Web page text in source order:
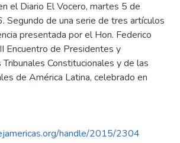
el Diario El Vocero, martes 5 de
Segundo de una serie de tres artículos
presentada por el Hon. Federico
Encuentro de Presidentes y
Constitucionales y de las
de América Latina, celebrado en
handle/2015/2304